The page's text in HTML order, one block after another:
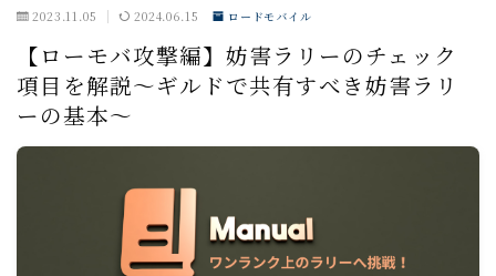
戦闘小ネタ編
ギルド運営
ギルド政策
コミュニケーション
募集戦略
2023.11.05 2024.06.15 ロードモバイル
【ローモバ攻撃編】妨害ラリーのチェック
項目を解説～ギルドで共有すべき妨害ラリ
ーの基本～